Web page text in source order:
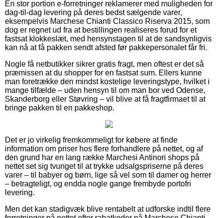
En stor portion e-forretninger reklamerer med muligheden for
dag-til-dag levering på deres bedst sælgende varer,
eksempelvis Marchese Chianti Classico Riserva 2015, som
dog er regnet ud fra at bestillingen realiseres forud for et
fastsat klokkeslæt, med hensynstagen til at de sandsynligvis
kan nå at få pakken sendt afsted før pakkepersonalet får fri.
Nogle få netbutikker sikrer gratis fragt, men oftest er det så
præmissen at du shopper for en fastsat sum. Ellers kunne
man foretrække den mindst kostelige leveringstype, hvilket i
mange tilfælde – uden hensyn til om man bor ved Odense,
Skanderborg eller Støvring – vil blive at få fragtfirmaet til at
bringe pakken til en pakkeshop.
Det er jo virkelig fremkommeligt for købere at finde
information om priser hos flere forhandlere på nettet, og af
den grund har en lang række Marchesi Antinori shops på
nettet set sig tvunget til at trykke udsalgspriserne på deres
varer – til babyer og børn, lige så vel som til damer og herrer
– betragteligt, og endda nogle gange frembyde portofri
levering.
Men det kan stadigvæk blive rentabelt at udforske indtil flere